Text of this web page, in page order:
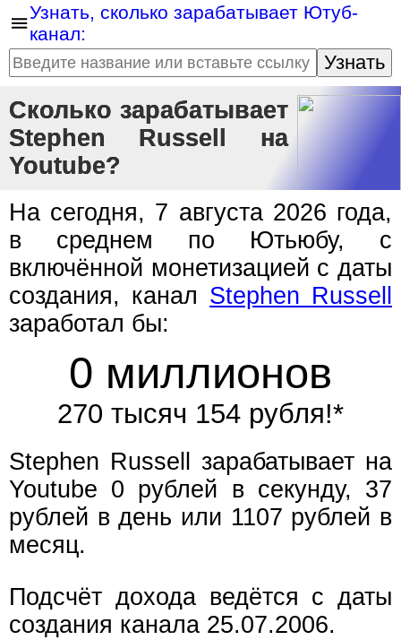
Узнать, сколько зарабатывает Ютуб-
канал:
Узнать
Сколько зарабатывает
Stephen Russell на
Youtube?
На сегодня, 7 августа 2026 года,
в среднем по Ютьюбу, с
включённой монетизацией с даты
создания, канал Stephen Russell
заработал бы:
0 миллионов
270 тысяч 154 рубля!*
Stephen Russell зарабатывает на
Youtube 0 рублей в секунду, 37
рублей в день или 1107 рублей в
месяц.
Подсчёт дохода ведётся с даты
создания канала 25.07.2006.